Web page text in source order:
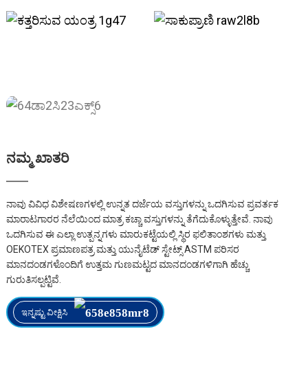
ನಮ್ಮ ಖಾತರಿ
ನಾವು ವಿವಿಧ ವಿಶೇಷಣಗಳಲ್ಲಿ ಉನ್ನತ ದರ್ಜೆಯ ವಸ್ತುಗಳನ್ನು ಒದಗಿಸುವ ಪ್ರವರ್ತಕ
ಮಾರಾಟಗಾರರ ನೆಲೆಯಿಂದ ಮಾತ್ರ ಕಚ್ಚಾ ವಸ್ತುಗಳನ್ನು ತೆಗೆದುಕೊಳ್ಳುತ್ತೇವೆ. ನಾವು
ಒದಗಿಸುವ ಈ ಎಲ್ಲಾ ಉತ್ಪನ್ನಗಳು ಮಾರುಕಟ್ಟೆಯಲ್ಲಿ ಸ್ಥಿರ ಫಲಿತಾಂಶಗಳು ಮತ್ತು
OEKOTEX ಪ್ರಮಾಣಪತ್ರ ಮತ್ತು ಯುನೈಟೆಡ್ ಸ್ಟೇಟ್ಸ್ ASTM ಪರಿಸರ
ಮಾನದಂಡಗಳೊಂದಿಗೆ ಉತ್ತಮ ಗುಣಮಟ್ಟದ ಮಾನದಂಡಗಳಿಗಾಗಿ ಹೆಚ್ಚು
ಗುರುತಿಸಲ್ಪಟ್ಟಿವೆ.
ಇನ್ನಷ್ಟು ವೀಕ್ಷಿಸಿ